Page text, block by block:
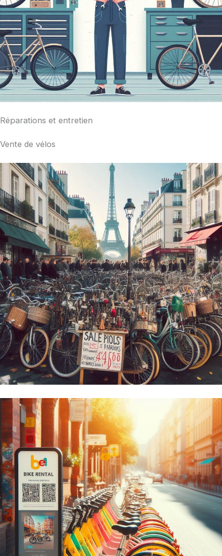
Réparations et entretien
Vente de vélos